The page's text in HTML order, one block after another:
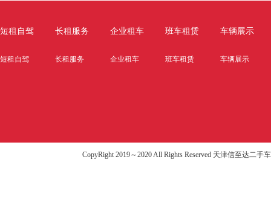
短租自驾
短租自驾
长租服务
长租服务
企业租车
企业租车
班车租赁
班车租赁
车辆展示
车辆展示
CopyRight 2019～2020 All Rights Reserved 天津信至达二